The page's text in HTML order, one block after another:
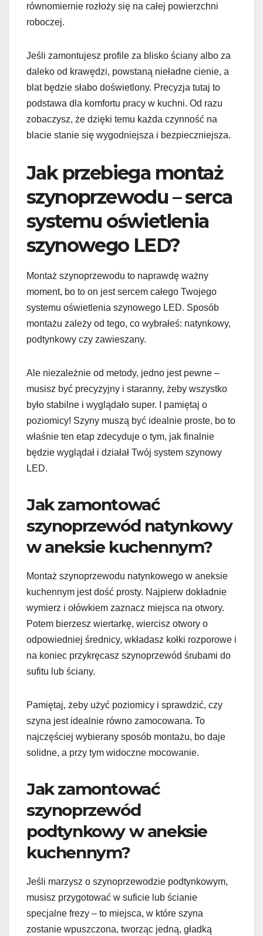
równomiernie rozłoży się na całej powierzchni
roboczej.
Jeśli zamontujesz profile za blisko ściany albo za
daleko od krawędzi, powstaną nieładne cienie, a
blat będzie słabo doświetlony. Precyzja tutaj to
podstawa dla komfortu pracy w kuchni. Od razu
zobaczysz, że dzięki temu każda czynność na
blacie stanie się wygodniejsza i bezpieczniejsza.
Jak przebiega montaż
szynoprzewodu – serca
systemu oświetlenia
szynowego LED?
Montaż szynoprzewodu to naprawdę ważny
moment, bo to on jest sercem całego Twojego
systemu oświetlenia szynowego LED. Sposób
montażu zależy od tego, co wybrałeś: natynkowy,
podtynkowy czy zawieszany.
Ale niezależnie od metody, jedno jest pewne –
musisz być precyzyjny i staranny, żeby wszystko
było stabilne i wyglądało super. I pamiętaj o
poziomicy! Szyny muszą być idealnie proste, bo to
właśnie ten etap zdecyduje o tym, jak finalnie
będzie wyglądał i działał Twój system szynowy
LED.
Jak zamontować
szynoprzewód natynkowy
w aneksie kuchennym?
Montaż szynoprzewodu natynkowego w aneksie
kuchennym jest dość prosty. Najpierw dokładnie
wymierz i ołówkiem zaznacz miejsca na otwory.
Potem bierzesz wiertarkę, wiercisz otwory o
odpowiedniej średnicy, wkładasz kołki rozporowe i
na koniec przykręcasz szynoprzewód śrubami do
sufitu lub ściany.
Pamiętaj, żeby użyć poziomicy i sprawdzić, czy
szyna jest idealnie równo zamocowana. To
najczęściej wybierany sposób montażu, bo daje
solidne, a przy tym widoczne mocowanie.
Jak zamontować
szynoprzewód
podtynkowy w aneksie
kuchennym?
Jeśli marzysz o szynoprzewodzie podtynkowym,
musisz przygotować w suficie lub ścianie
specjalne frezy – to miejsca, w które szyna
zostanie wpuszczona, tworząc jedną, gładką